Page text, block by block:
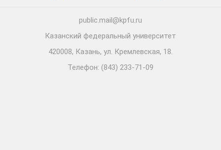
public.mail@kpfu.ru
Казанский федеральный университет
420008, Казань, ул. Кремлевская, 18.
Телефон: (843) 233-71-09